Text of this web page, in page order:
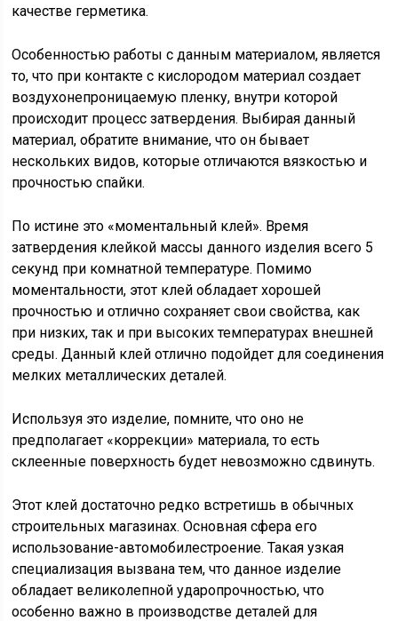
качестве герметика.
Особенностью работы с данным материалом, является
то, что при контакте с кислородом материал создает
воздухонепроницаемую пленку, внутри которой
происходит процесс затвердения. Выбирая данный
материал, обратите внимание, что он бывает
нескольких видов, которые отличаются вязкостью и
прочностью спайки.
По истине это «моментальный клей». Время
затвердения клейкой массы данного изделия всего 5
секунд при комнатной температуре. Помимо
моментальности, этот клей обладает хорошей
прочностью и отлично сохраняет свои свойства, как
при низких, так и при высоких температурах внешней
среды. Данный клей отлично подойдет для соединения
мелких металлических деталей.
Используя это изделие, помните, что оно не
предполагает «коррекции» материала, то есть
склеенные поверхность будет невозможно сдвинуть.
Этот клей достаточно редко встретишь в обычных
строительных магазинах. Основная сфера его
использование-автомобилестроение. Такая узкая
специализация вызвана тем, что данное изделие
обладает великолепной ударопрочностью, что
особенно важно в производстве деталей для